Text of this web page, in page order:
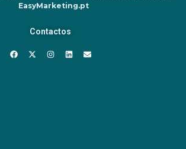
EasyMarketing.pt
Contactos